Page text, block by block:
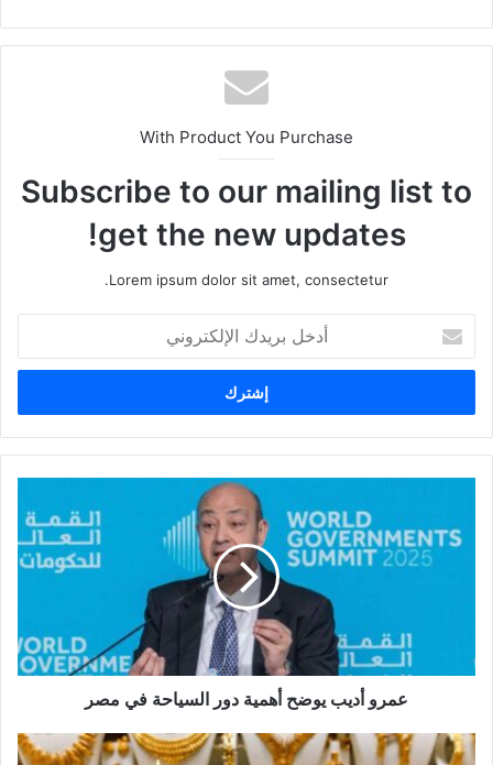
With Product You Purchase
Subscribe to our mailing list to
get the new updates!
Lorem ipsum dolor sit amet, consectetur.
خ
ب
ر
ر
ي
عمرو أديب يوضح أهمية دور السياحة في مصر